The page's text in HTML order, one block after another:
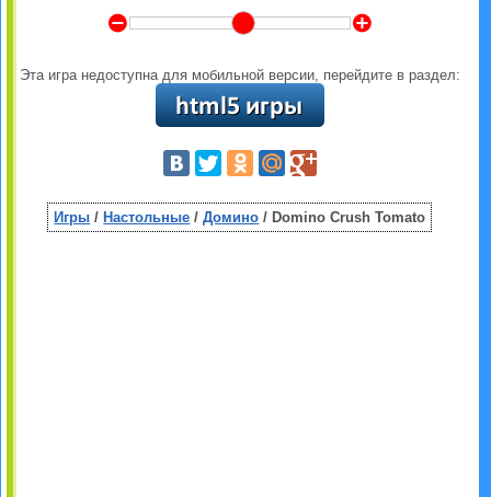
Y Z
Эта игра недоступна для мобильной версии, перейдите в раздел:
Игры / Настольные /Домино / Domino Crush Tomato